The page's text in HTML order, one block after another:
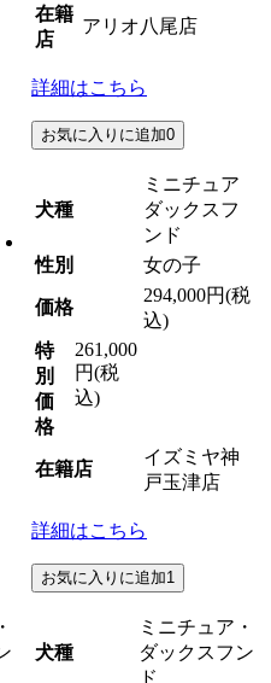
在籍
店
アリオ八尾店
詳細はこちら
お気に入りに追加0
犬種
ミニチュア
ダックスフ
ンド
性別
女の子
価格
294,000円(税
込)
特
別
価
格
261,000
円(税
込)
在籍店
イズミヤ神
戸玉津店
詳細はこちら
お気に入りに追加1
犬種
ミニチュア・
ダックスフン
ド